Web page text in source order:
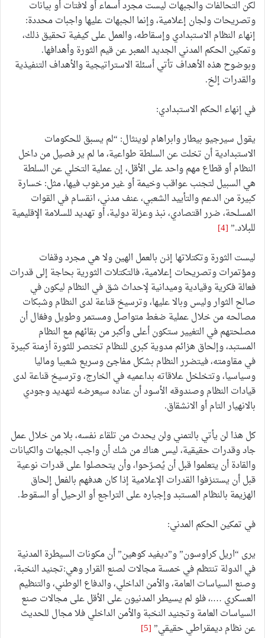
لكن التحالفات والجبهات ليست مجرد أسماء أو لافتات أو بيانات
وتصريحات ولجان إعلامية، وإنما الجبهات عليها واجبات محددة:
إنهاء النظام الاستبدادي وإسقاطه، والعمل على كيفية تحقيق ذلك،
وتمكين الحكم المدني الجديد المعبر عن قيم الثورة وأهدافها.
وبوضوح هذه الأهداف تأتي أسئلة الاستراتيجية والأهداف التنفيذية
والقدرات إلخ.
في إنهاء الحكم الاستبدادي:
يقول سيرجيو بيطار وابراهام لوينثال: “لم يسبق للحكومات
الاستبدادية أن تخلت عن السلطة طواعية، ما لم ير فصيل من داخل
النظام أو قطاع مهم واحد على الأقل، إن عملية التخلي عن السلطة
هي السبيل لتجنب عواقب وخيمة أو غير مرغوب فيها، مثل: خسارة
كبيرة من الدعم والتأييد الشعبي، عنف مدني، انقسام في القوات
المسلحة، ضرر اقتصادي، نبذ وعزلة دولية، أو تهديد للسلامة الإقليمية
للبلاد.”[4]
ليست الثورة وتكتلاتها إذن بالعمل الهين ولا هي مجرد وقفات
ومؤتمرات وتصريحات إعلامية، فالتكتلات الثورية بحاجة إلى قدرات
فعالة فكرية وقيادية وميدانية لإحداث شق في النظام ليكون في
صالح الثوار وليس وبالا عليها، وترسيخ قناعة لدى النظام وشبكات
مصالحه من خلال عملية ضغط متواصل ومستمر وطويل وفعّال أن
مصلحتهم في التغيير ستكون أعلى وأكبر من بقائهم مع النظام
المستبد، وإلحاق هزائم مدوية كبرى للنظام تختصر للثورة أزمنة كبيرة
في مقاومته، فيتضرر النظام بشكل مفاجئ وسريع شعبيا وماليا
وسياسيا، وتتخلخل علاقاته بداعميه في الخارج، وترسيخ قناعة لدى
قيادات النظام وصندوقه الأسود أن عناده سيعرضه لتهديد وجودي
بالانهيار التام أو الانشقاق.
كل هذا لن يأتي بالتمني ولن يحدث من تلقاء نفسه، بلا من خلال عمل
جاد وقدرات حقيقية، ليس هناك من شك أن واجب الجبهات والكيانات
والقادة أن يتعلموا قبل أن يُصرّحوا، وأن يتحصلوا على قدرات نوعية
قبل أن يستنزفوا القدرات الإعلامية إذا كان هدفهم بالفعل إلحاق
الهزيمة بالنظام المستبد وإجباره على التراجع أو الرحيل أو السقوط.
في تمكين الحكم المدني:
يرى “اريل كراوسون” و”ديفيد كوهين” أن مكونات السيطرة المدنية
في الدولة تنتظم في خمسة مجالات لصنع القرار وهي:تجنيد النخبة،
وصنع السياسات العامة، والأمن الداخلي، والدفاع الوطني، والتنظيم
العسكري ….، فلو لم يسيطر المدنيون على الأقل على مجالات صنع
السياسات العامة وتجنيد النخبة والأمن الداخلي فلا مجال للحديث
عن نظام ديمقراطي حقيقي”[5]